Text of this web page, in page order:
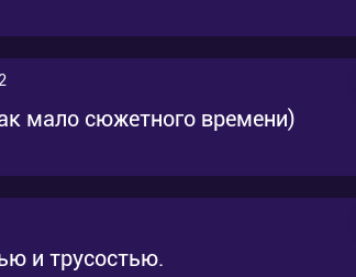
мало сюжетного времени)
и трусостью.